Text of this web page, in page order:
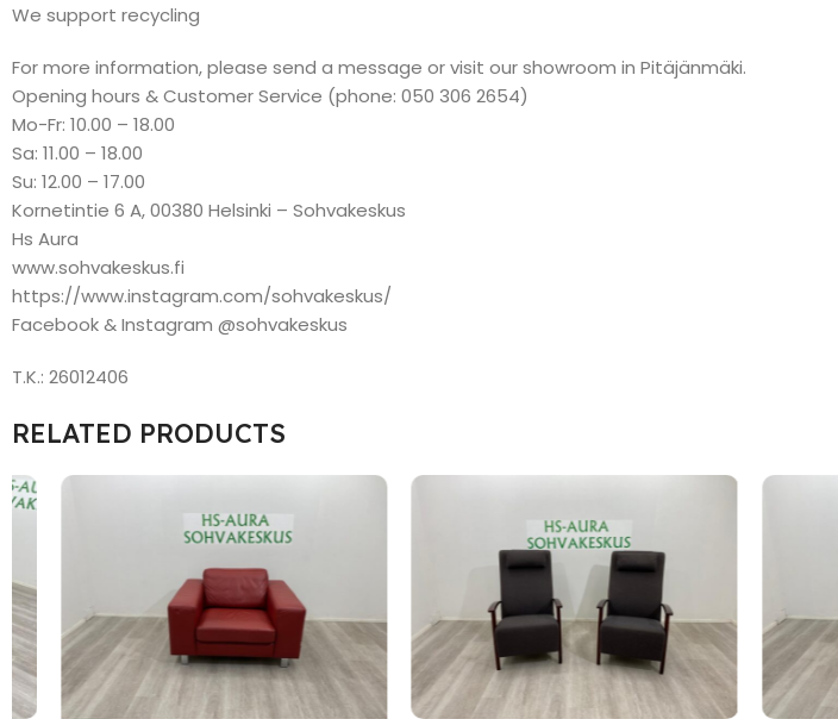
We support recycling
For more information, please send a message or visit our showroom in Pitäjänmäki.
Opening hours & Customer Service (phone: 050 306 2654)
Mo-Fr: 10.00 – 18.00
Sa: 11.00 – 18.00
Su: 12.00 – 17.00
Kornetintie 6 A, 00380 Helsinki – Sohvakeskus
Hs Aura
www.sohvakeskus.fi
https://www.instagram.com/sohvakeskus/
Facebook & Instagram @sohvakeskus
T.K.: 26012406
RELATED PRODUCTS